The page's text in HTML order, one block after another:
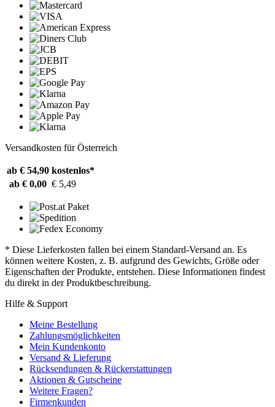
Versandkosten für Österreich
ab € 54,90 kostenlos*
ab € 0,00 € 5,49
* Diese Lieferkosten fallen bei einem Standard-Versand an. Es
können weitere Kosten, z. B. aufgrund des Gewichts, Größe oder
Eigenschaften der Produkte, entstehen. Diese Informationen findest
du direkt in der Produktbeschreibung.
Hilfe & Support
Meine Bestellung
Zahlungsmöglichkeiten
Mein Kundenkonto
Versand & Lieferung
Rücksendungen & Rückerstattungen
Aktionen & Gutscheine
Weitere Fragen?
Firmenkunden